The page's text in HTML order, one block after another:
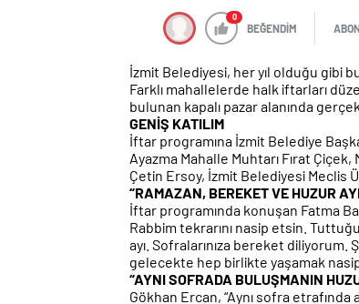
0
BEĞENDİM
İzmit Belediyesi, her yıl olduğu gibi
Farklı mahallelerde halk iftarları
bulunan kapalı pazar alanında
GENİŞ KATILIM
İftar programına İzmit Belediye
Ayazma Mahalle Muhtarı Fırat
Çetin Ersoy, İzmit Belediyesi Meclis
“RAMAZAN, BEREKET VE HUZUR
İftar programında konuşan Fatma
Rabbim tekrarını nasip etsin.
ayı. Sofralarınıza bereket
gelecekte hep birlikte yaşamak
“AYNI SOFRADA BULUŞMANIN
Gökhan Ercan, “Aynı sofra